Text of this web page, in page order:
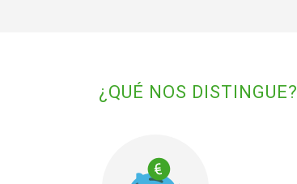
¿QUÉ NOS DISTINGUE?